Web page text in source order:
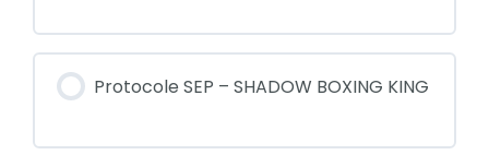
Protocole SEP – SHADOW BOXING KING